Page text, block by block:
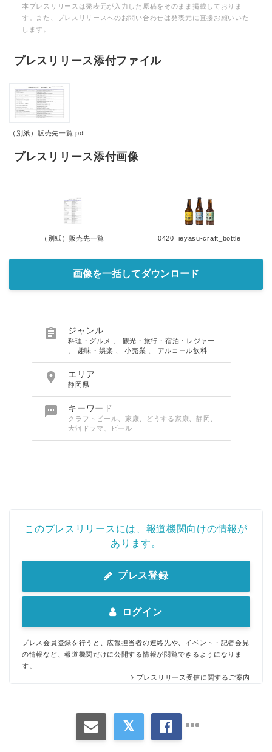
本プレスリリースは発表元が入力した原稿をそのまま掲載しておりま
す。また、プレスリリースへのお問い合わせは発表元に直接お願いいた
します。
プレスリリース添付ファイル
（別紙）販売先一覧.pdf
プレスリリース添付画像
（別紙）販売先一覧 0420‗ieyasu-craft_bottle
画像を一括してダウンロード
 ジャンル
料理・グルメ
観光・旅行・宿泊・レジャー
趣味・娯楽 、小売業 アルコール飲料
 エリア
静岡県
 キーワード
クラフトビール、家康、どうする家康、静岡、
大河ドラマ、ビール
このプレスリリースには、報道機関向けの情報が
あります。
プレス登録
ログイン
プレス会員登録を行うと、広報担当者の連絡先や、イベント・記者会見
の情報など、報道機関だけに公開する情報が閲覧できるようになりま
す。
プレスリリース受信に関するご案内